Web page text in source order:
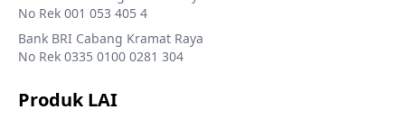
No Rek 001 053 405 4
Bank BRI Cabang Kramat Raya
No Rek 0335 0100 0281 304
Produk LAI